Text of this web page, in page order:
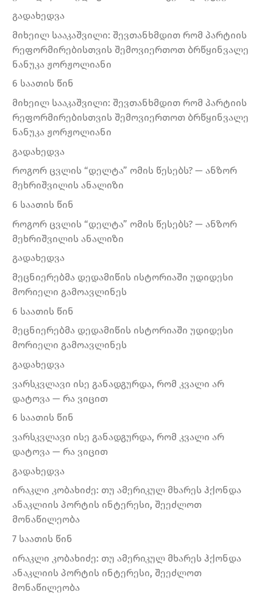
გადახედვა
მიხეილ სააკაშვილი: შევთანხმდით რომ პარტიის
რეფორმირებისთვის შემოვიერთოთ ბრწყინვალე
ნანუკა ჟორჟოლიანი
6 საათის წინ
მიხეილ სააკაშვილი: შევთანხმდით რომ პარტიის
რეფორმირებისთვის შემოვიერთოთ ბრწყინვალე
ნანუკა ჟორჟოლიანი
გადახედვა
როგორ ცვლის “დელტა” ომის წესებს? — ანზორ
მეხრიშვილის ანალიზი
6 საათის წინ
როგორ ცვლის “დელტა” ომის წესებს? — ანზორ
მეხრიშვილის ანალიზი
გადახედვა
მეცნიერებმა დედამიწის ისტორიაში უდიდესი
მორიელი გამოავლინეს
6 საათის წინ
მეცნიერებმა დედამიწის ისტორიაში უდიდესი
მორიელი გამოავლინეს
გადახედვა
ვარსკვლავი ისე განადგურდა, რომ კვალი არ
დატოვა — რა ვიცით
6 საათის წინ
ვარსკვლავი ისე განადგურდა, რომ კვალი არ
დატოვა — რა ვიცით
გადახედვა
ირაკლი კობახიძე: თუ ამერიკულ მხარეს ჰქონდა
ანაკლიის პორტის ინტერესი, შეეძლოთ
მონაწილეობა
7 საათის წინ
ირაკლი კობახიძე: თუ ამერიკულ მხარეს ჰქონდა
ანაკლიის პორტის ინტერესი, შეეძლოთ
მონაწილეობა